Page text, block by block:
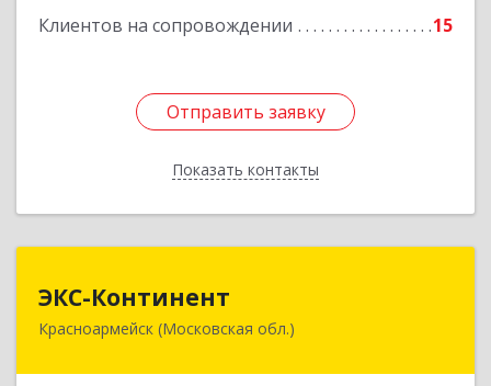
Клиентов на сопровождении 15
Отправить заявку
Показать контакты
Отправить заявку
Назад
ЭКС-Континент
Красноармейск (Московская обл.)
141292, Московская область, Красноармейск,